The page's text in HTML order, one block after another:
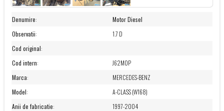
Denumire:
Motor Diesel
Observatii:
1.7 D
Cod original:
Cod intern:
J62M0P
Marca:
MERCEDES-BENZ
Model:
A-CLASS (W168)
Anii de fabricatie:
1997-2004